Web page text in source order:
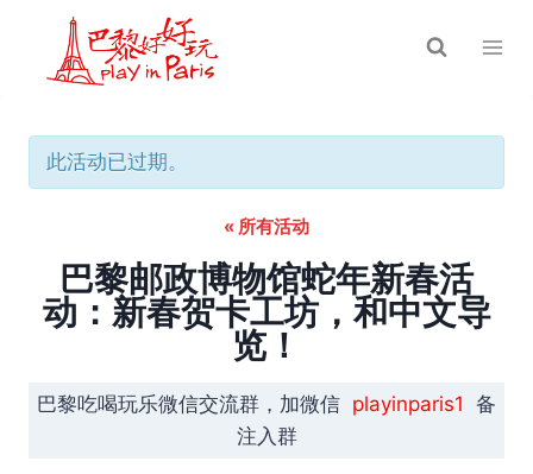
此活动已过期。
« 所有活动
巴黎邮政博物馆蛇年新春活
动：新春贺卡工坊，和中文导
览！
巴黎吃喝玩乐微信交流群，加微信 playinparis1 备
注入群